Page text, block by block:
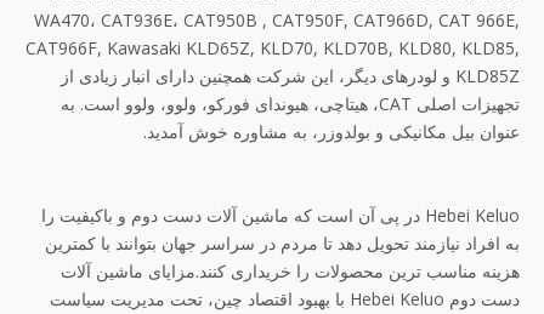
WA470، CAT936E، CAT950B , CAT950F, CAT966D, CAT 966E,
CAT966F, Kawasaki KLD65Z, KLD70, KLD70B, KLD80, KLD85,
KLD85Z و لودرهای دیگر، این شرکت همچنین دارای انبار زیادی از
تجهیزات اصلی CAT، هیتاچی، هیوندای فورکو، ولوو، ولوو است. به
عنوان بیل مکانیکی و بولدوزر، به مشاوره خوش آمدید.
Hebei Keluo در پی آن است که ماشین آلات دست دوم و باکیفیت را
به افراد نیازمند تحویل دهد تا مردم در سراسر جهان بتوانند با کمترین
هزینه مناسب ترین محصولات را خریداری کنند.مزایای ماشین آلات
دست دوم Hebei Keluo با بهبود اقتصاد چین، تحت مدیریت سیاست